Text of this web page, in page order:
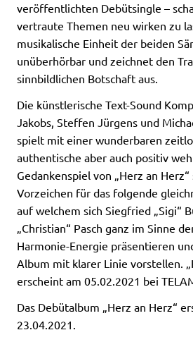
veröffentlichten Debütsingle –
vertraute Themen neu wirken zu
musikalische Einheit der beiden
unüberhörbar und zeichnet den
sinnbildlichen Botschaft aus.
Die künstlerische Text-Sound
Jakobs, Steffen Jürgens und
spielt mit einer wunderbaren
authentische aber auch positiv
Gedankenspiel von „Herz an
Vorzeichen für das folgende
auf welchem sich Siegfried „Sigi“
„Christian“ Pasch ganz im Sinne
Harmonie-Energie präsentieren
Album mit klarer Linie vorstellen.
erscheint am 05.02.2021 bei
Das Debütalbum „Herz an Herz“
23.04.2021.